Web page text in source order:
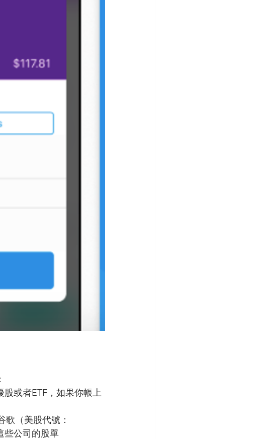
或者ETF，如果你帳上
歌（美股代號：
些公司的股單